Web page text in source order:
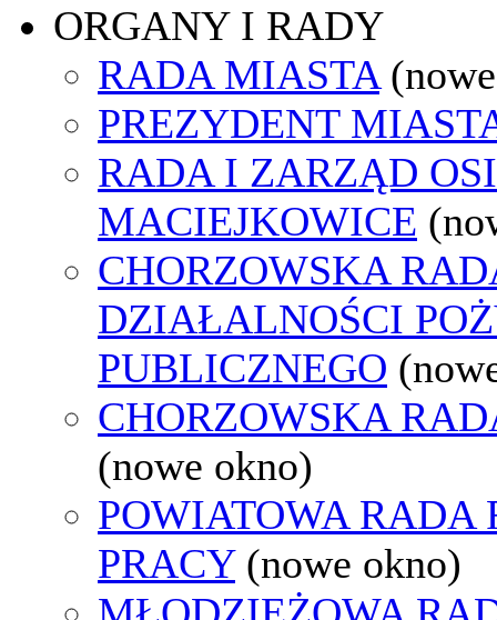
ORGANY I RADY
RADA MIASTA
PREZYDENT
RADA I ZARZĄD
MACIEJKOWICE
CHORZOWSKA
DZIAŁALNOŚCI
PUBLICZNEGO
CHORZOWSKA
(nowe okno)
POWIATOWA RADA
PRACY (nowe okno)